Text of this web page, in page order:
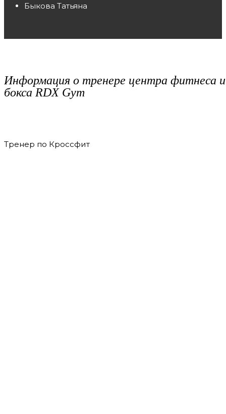
Быкова Татьяна
Информация о тренере центра фитнеса и
бокса RDX Gym
Тренер по Кроссфит